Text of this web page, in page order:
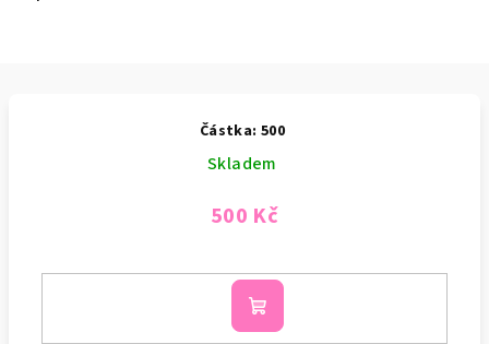
Částka: 500
Skladem
500 Kč
Do
košíku